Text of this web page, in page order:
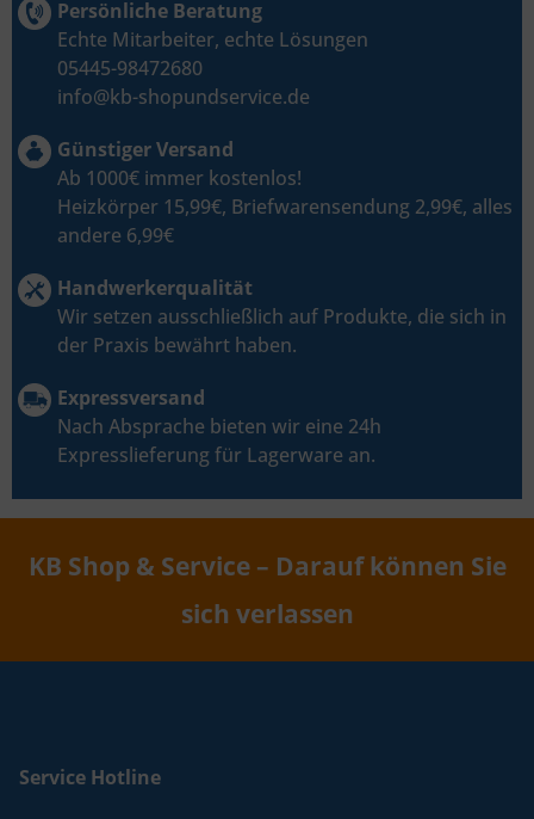
Persönliche Beratung
Echte Mitarbeiter, echte Lösungen
05445-98472680
info@kb-shopundservice.de
Günstiger Versand
Ab 1000€ immer kostenlos!
Heizkörper 15,99€, Briefwarensendung 2,99€, alles
andere 6,99€
Handwerkerqualität
Wir setzen ausschließlich auf Produkte, die sich in
der Praxis bewährt haben.
Expressversand
Nach Absprache bieten wir eine 24h
Expresslieferung für Lagerware an.
KB Shop & Service – Darauf können Sie
sich verlassen
Service Hotline